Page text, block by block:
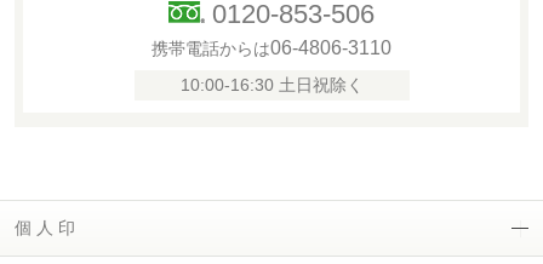
0120-853-506
携帯電話からは06-4806-3110
10:00-16:30 土日祝除く
個 人 印